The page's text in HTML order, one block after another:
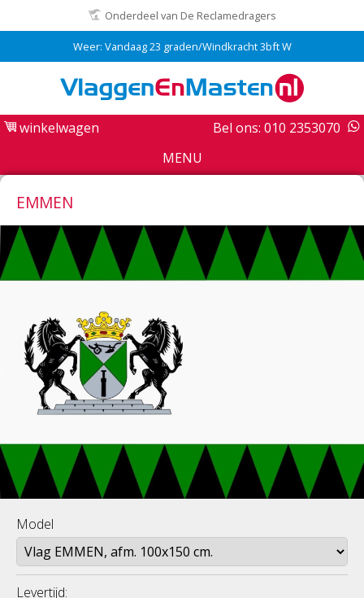
Onderdeel van De Reclamedragers
Weer: Vandaag 23 graden/Windkracht 3bft W
winkelwagen
Bel ons: 010 2353070
MENU
EMMEN
Model
Levertijd: